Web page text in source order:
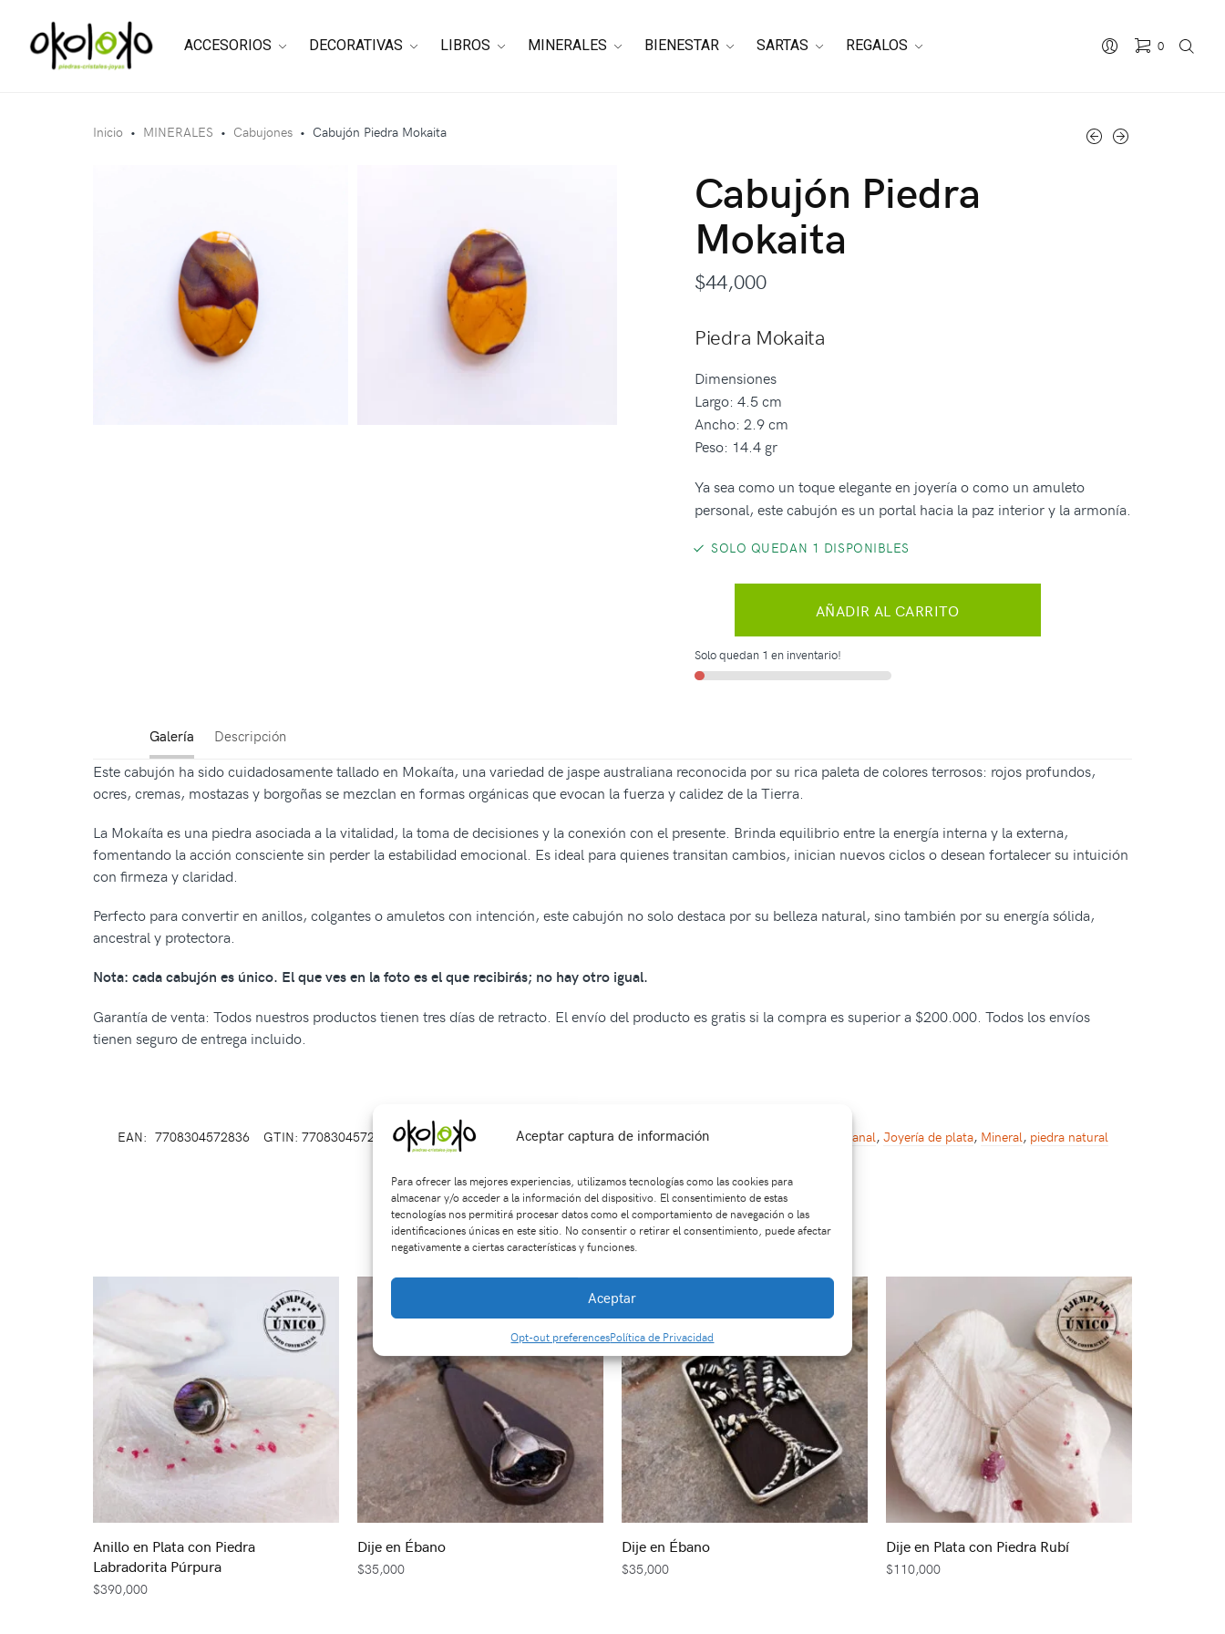
Aceptar captura de información
Para ofrecer las mejores experiencias, utilizamos tecnologías como las cookies para
almacenar y/o acceder a la información del dispositivo. El consentimiento de estas
tecnologías nos permitirá procesar datos como el comportamiento de navegación o las
identificaciones únicas en este sitio. No consentir o retirar el consentimiento, puede afectar
negativamente a ciertas características y funciones.
Aceptar
Opt-out preferencesPolítica de Privacidad
ACCESORIOS DECORATIVAS LIBROS MINERALES BIENESTAR SARTAS REGALOS 0
Inicio • MINERALES • Cabujones • Cabujón Piedra Mokaita
Cabujón Piedra
Mokaita
$44,000
Piedra Mokaita
Dimensiones
Largo: 4.5 cm
Ancho: 2.9 cm
Peso: 14.4 gr
Ya sea como un toque elegante en joyería o como un amuleto
personal, este cabujón es un portal hacia la paz interior y la armonía.
SOLO QUEDAN 1 DISPONIBLES
AÑADIR AL CARRITO
Solo quedan 1 en inventario!
Galería Descripción
Este cabujón ha sido cuidadosamente tallado en Mokaíta, una variedad de jaspe australiana reconocida por su rica paleta de colores terrosos: rojos profundos,
ocres, cremas, mostazas y borgoñas se mezclan en formas orgánicas que evocan la fuerza y calidez de la Tierra.
La Mokaíta es una piedra asociada a la vitalidad, la toma de decisiones y la conexión con el presente. Brinda equilibrio entre la energía interna y la externa,
fomentando la acción consciente sin perder la estabilidad emocional. Es ideal para quienes transitan cambios, inician nuevos ciclos o desean fortalecer su intuición
con firmeza y claridad.
Perfecto para convertir en anillos, colgantes o amuletos con intención, este cabujón no solo destaca por su belleza natural, sino también por su energía sólida,
ancestral y protectora.
Nota: cada cabujón es único. El que ves en la foto es el que recibirás; no hay otro igual.
Garantía de venta: Todos nuestros productos tienen tres días de retracto. El envío del producto es gratis si la compra es superior a $200.000. Todos los envíos
tienen seguro de entrega incluido.
EAN: 7708304572836 GTIN: 7708304572836 SKU: Ca2447 Categorías:MINERALES,Cabujones joyería artesanal, Joyería de plata, Mineral, piedra natural
Productos relacionados
Anillo en Plata con Piedra
Labradorita Púrpura
$390,000
Dije en Ébano
$35,000
Dije en Ébano
$35,000
Dije en Plata con Piedra Rubí
$110,000